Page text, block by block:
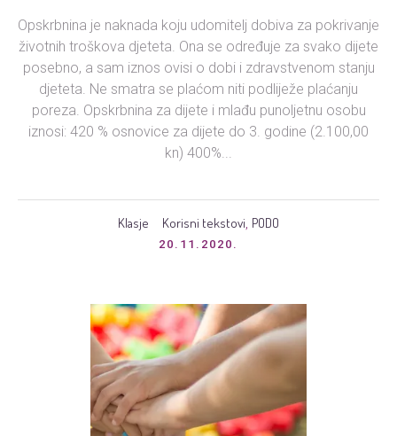
Opskrbnina je naknada koju udomitelj dobiva za pokrivanje
životnih troškova djeteta. Ona se određuje za svako dijete
posebno, a sam iznos ovisi o dobi i zdravstvenom stanju
djeteta. Ne smatra se plaćom niti podliježe plaćanju
poreza. Opskrbnina za dijete i mlađu punoljetnu osobu
iznosi: 420 % osnovice za dijete do 3. godine (2.100,00
kn) 400%...
Klasje Korisni tekstovi, PODO
20.11.2020.